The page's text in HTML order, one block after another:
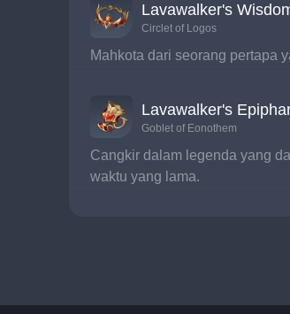
Lavawalker's
Circlet of Logos
Mahkota dari seorang pertapa
Lavawalker's
Goblet of Eonothem
Cangkir dalam legenda yang
waktu yang lama.